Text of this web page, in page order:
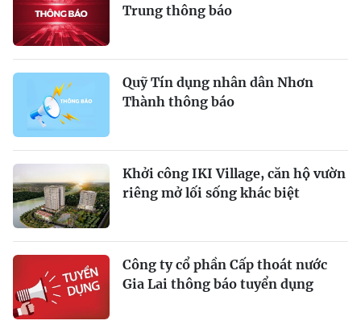
Trung thông báo
Quỹ Tín dụng nhân dân Nhơn
Thành thông báo
Khởi công IKI Village, căn hộ vườn
riêng mở lối sống khác biệt
Công ty cổ phần Cấp thoát nước
Gia Lai thông báo tuyển dụng